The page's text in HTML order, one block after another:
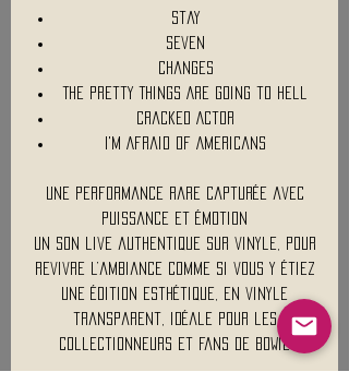
Stay
Seven
Changes
The Pretty Things Are Going to Hell
Cracked Actor
I'm Afraid of Americans
Une performance rare capturée avec
puissance et émotion
Un son live authentique sur vinyle, pour
revivre l’ambiance comme si vous y étiez
Une édition esthétique, en vinyle
transparent, idéale pour les
collectionneurs et fans de Bowie